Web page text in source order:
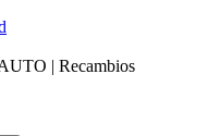
| Recambios